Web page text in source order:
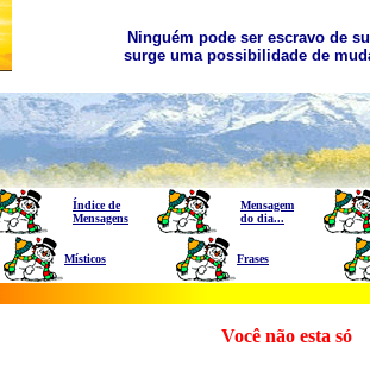
Ninguém pode ser escravo de
surge uma possibilidade de
Índice de
Mensagens
Mensagem
do dia...
Místicos Frases
Você não esta só